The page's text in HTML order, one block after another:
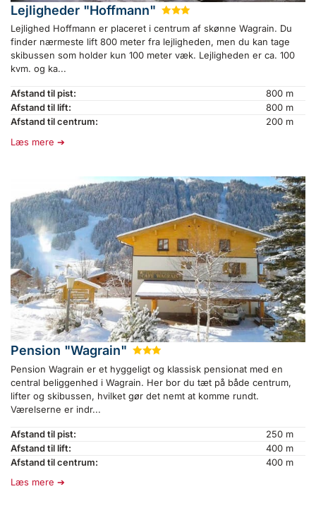
Lejligheder "Hoffmann" ★★
Lejlighed Hoffmann er placeret i centrum af skønne Wagrain. Du
finder nærmeste lift 800 meter fra lejligheden, men du kan tage
skibussen som holder kun 100 meter væk. Lejligheden er ca. 100
kvm. og ka...
Afstand til pist:
800 m
Afstand til lift:
800 m
Afstand til centrum:
200 m
Læs mere
Pension "Wagrain" ★★
Pension Wagrain er et hyggeligt og klassisk pensionat med en
central beliggenhed i Wagrain. Her bor du tæt på både centrum,
lifter og skibussen, hvilket gør det nemt at komme rundt.
Værelserne er indr...
Afstand til pist:
250 m
Afstand til lift:
400 m
Afstand til centrum:
400 m
Læs mere